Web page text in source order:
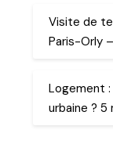
Visite de
Paris-Orly
Logement
urbaine ? 5